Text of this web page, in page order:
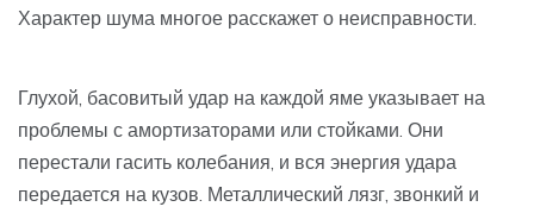
Характер шума многое расскажет о неисправности.
Глухой, басовитый удар на каждой яме указывает на
проблемы с амортизаторами или стойками. Они
перестали гасить колебания, и вся энергия удара
передается на кузов. Металлический лязг, звонкий и